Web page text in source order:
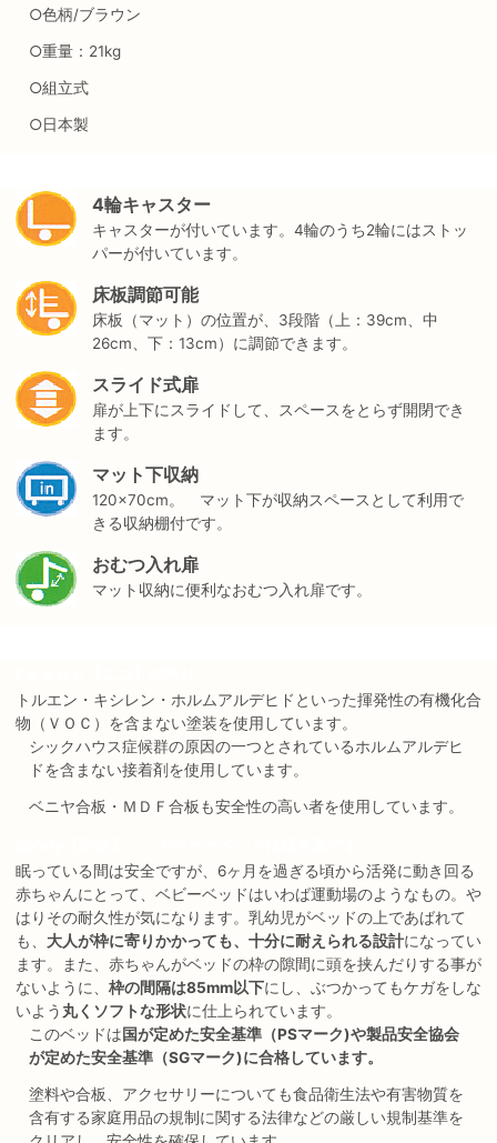
○色柄/ブラウン
○重量：21kg
○組立式
○日本製
4輪キャスター
キャスターが付いています。4輪のうち2輪にはストッ
パーが付いています。
床板調節可能
床板（マット）の位置が、3段階（上：39cm、中
26cm、下：13cm）に調節できます。
スライド式扉
扉が上下にスライドして、スペースをとらず開閉でき
ます。
マット下収納
120×70cm。 マット下が収納スペースとして利用で
きる収納棚付です。
おむつ入れ扉
マット収納に便利なおむつ入れ扉です。
トルエン・キシレン・ホルムアルデヒドといった揮発性の有機化合
物（ＶＯＣ）を含まない塗装を使用しています。
シックハウス症候群の原因の一つとされているホルムアルデヒ
ドを含まない接着剤を使用しています。
ベニヤ合板・ＭＤＦ合板も安全性の高い者を使用しています。
眠っている間は安全ですが、6ヶ月を過ぎる頃から活発に動き回る
赤ちゃんにとって、ベビーベッドはいわば運動場のようなもの。や
はりその耐久性が気になります。乳幼児がベッドの上であばれて
も、 大人が枠に寄りかかっても、十分に耐えられる設計になってい
ます。また、赤ちゃんがベッドの枠の隙間に頭を挟んだりする事が
ないように、 枠の間隔は85mm以下にし、ぶつかってもケガをしな
いよう 丸くソフトな形状に仕上られています。
このベッドは国が定めた安全基準（PSマーク)や製品安全協会
が定めた安全基準（SGマーク)に合格しています。
塗料や合板、アクセサリーについても食品衛生法や有害物質を
含有する家庭用品の規制に関する法律などの厳しい規制基準を